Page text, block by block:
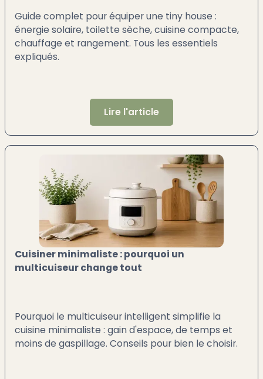
Guide complet pour équiper une tiny house :
énergie solaire, toilette sèche, cuisine compacte,
chauffage et rangement. Tous les essentiels
expliqués.
Lire l'article
Cuisiner minimaliste : pourquoi un
multicuiseur change tout
Pourquoi le multicuiseur intelligent simplifie la
cuisine minimaliste : gain d'espace, de temps et
moins de gaspillage. Conseils pour bien le choisir.